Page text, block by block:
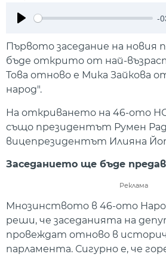
-
Първото заседание на новия
бъде открито от най-
Това отново е Мика Зайкова
народ".
На откриването на 46-ото
също президентът Румен
вицепрезидентът Илияна
Заседанието ще бъде
Реклама
Мнозинството в 46-ото
реши, че заседанията на
провеждат отново в
парламента. Сигурно е, че